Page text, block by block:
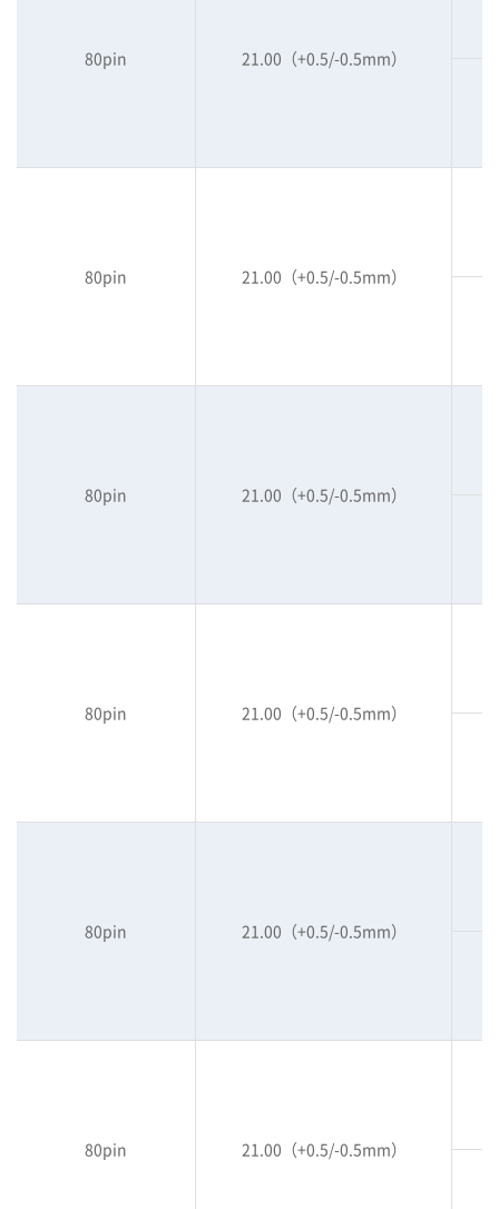
80pin 21.00（+0.5/-0.5mm）
80pin 21.00（+0.5/-0.5mm）
80pin 21.00（+0.5/-0.5mm）
80pin 21.00（+0.5/-0.5mm）
80pin 21.00（+0.5/-0.5mm）
80pin 21.00（+0.5/-0.5mm）